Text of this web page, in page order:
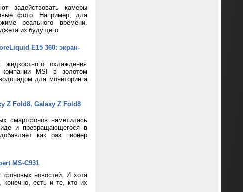
задействовать камеры
фото. Например, для
реального времени.
из будущего
E15 360: экран-
охлаждения
компании MSI в золотом
для мониторинга
Z Fold8, Galaxy Z Fold8
смартфонов наметилась
и превращающегося в
как раз пионер
MS-C931
фоновых новостей. И хотя
есть и те, кто их